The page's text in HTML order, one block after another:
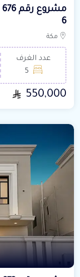
6
مكة
عدد الغرف
5
550,000